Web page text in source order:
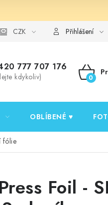
osobních údajů
CZK Přihlášení
777 707 176
kdykoliv)
OBLÍBENÉ ♥️
fólie
Foil -